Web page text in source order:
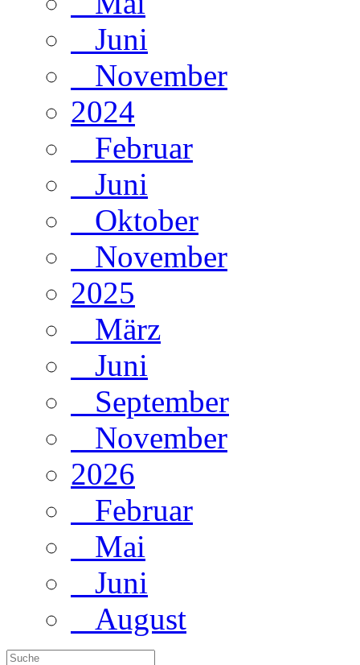
Juni
November
2024
Februar
Juni
Oktober
November
2025
März
Juni
September
November
2026
Februar
Mai
Juni
August